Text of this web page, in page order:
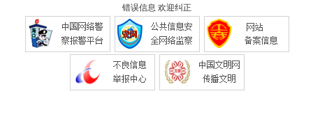
错误信息 欢迎纠正